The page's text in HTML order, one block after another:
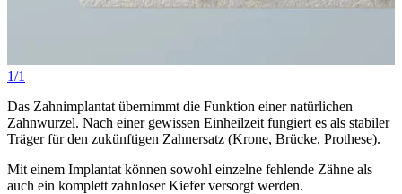
1/1
Das Zahnimplantat übernimmt die Funktion einer natürlichen
Zahnwurzel. Nach einer gewissen Einheilzeit fungiert es als stabiler
Träger für den zukünftigen Zahnersatz (Krone, Brücke, Prothese).
Mit einem Implantat können sowohl einzelne fehlende Zähne als
auch ein komplett zahnloser Kiefer versorgt werden.